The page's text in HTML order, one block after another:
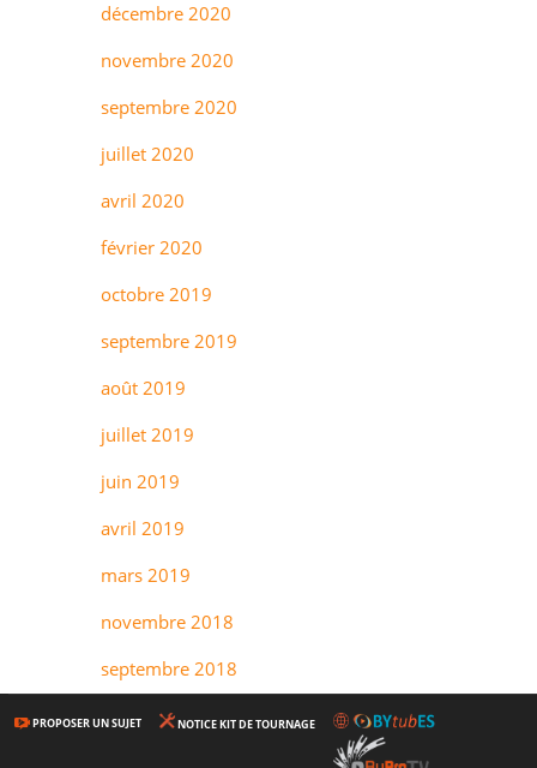
décembre 2020
novembre 2020
septembre 2020
juillet 2020
avril 2020
février 2020
octobre 2019
septembre 2019
août 2019
juillet 2019
juin 2019
avril 2019
mars 2019
novembre 2018
septembre 2018
PROPOSER UN SUJET NOTICE KIT DE TOURNAGE